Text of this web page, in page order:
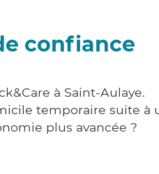
confiance
à Saint-Aulaye.
temporaire suite à
plus avancée ?